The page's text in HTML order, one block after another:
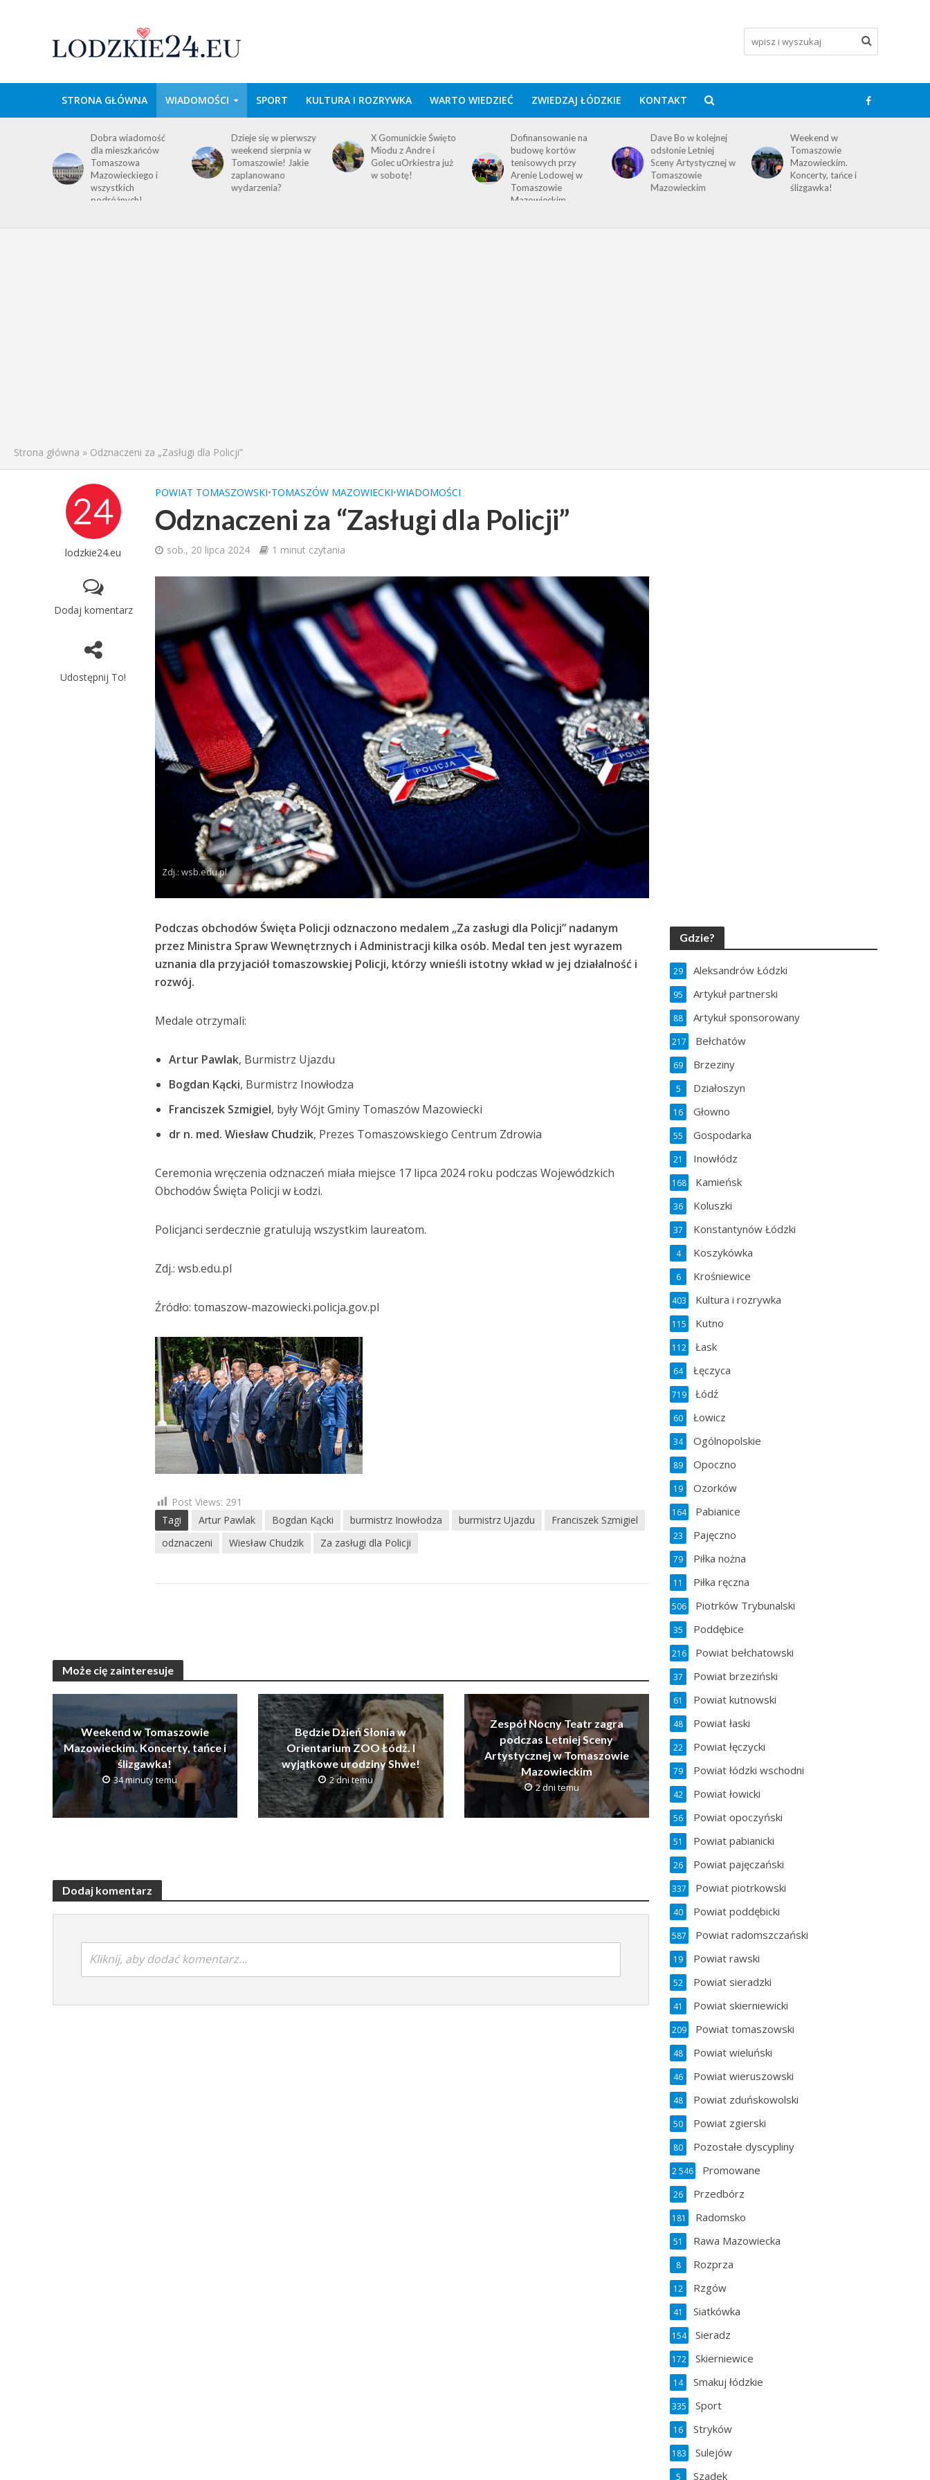
STRONA GŁÓWNA WIADOMOŚCI SPORT KULTURA I ROZRYWKA WARTO WIEDZIEĆ ZWIEDZAJ ŁÓDZKIE KONTAKT
Dobra wiadomość
dla mieszkańców
Tomaszowa
Mazowieckiego i
wszystkich
podróżnych!
Dzieje się w pierwszy
weekend sierpnia w
Tomaszowie! Jakie
zaplanowano
wydarzenia?
X Gomunickie Święto
Miodu z Andre i
Golec uOrkiestra już
w sobotę!
Dofinansowanie na
budowę kortów
tenisowych przy
Arenie Lodowej w
Tomaszowie
Mazowieckim
Dave Bo w kolejnej
odsłonie Letniej
Sceny Artystycznej w
Tomaszowie
Mazowieckim
Weekend w
Tomaszowie
Mazowieckim.
Koncerty, tańce i
ślizgawka!
Strona główna » Odznaczeni za „Zasługi dla Policji”
lodzkie24.eu
Dodaj komentarz
Udostępnij To!
POWIAT TOMASZOWSKI•TOMASZÓW MAZOWIECKI•WIADOMOŚCI
Odznaczeni za “Zasługi dla Policji”
sob., 20 lipca 2024 1 minut czytania
Zdj.: wsb.edu.pl
Podczas obchodów Święta Policji odznaczono medalem „Za zasługi dla Policji” nadanym
przez Ministra Spraw Wewnętrznych i Administracji kilka osób. Medal ten jest wyrazem
uznania dla przyjaciół tomaszowskiej Policji, którzy wnieśli istotny wkład w jej działalność i
rozwój.
Medale otrzymali:
Artur Pawlak, Burmistrz Ujazdu
Bogdan Kącki, Burmistrz Inowłodza
Franciszek Szmigiel, były Wójt Gminy Tomaszów Mazowiecki
dr n. med. Wiesław Chudzik, Prezes Tomaszowskiego Centrum Zdrowia
Ceremonia wręczenia odznaczeń miała miejsce 17 lipca 2024 roku podczas Wojewódzkich
Obchodów Święta Policji w Łodzi.
Policjanci serdecznie gratulują wszystkim laureatom.
Zdj.: wsb.edu.pl
Źródło: tomaszow-mazowiecki.policja.gov.pl
Post Views: 291
Tagi
Artur Pawlak Bogdan Kącki burmistrz Inowłodza burmistrz Ujazdu
Franciszek Szmigiel
odznaczeni
Wiesław Chudzik Za zasługi dla Policji
Może cię zainteresuje
Weekend w Tomaszowie
Mazowieckim. Koncerty, tańce i
ślizgawka!
34 minuty temu
Będzie Dzień Słonia w
Orientarium ZOO Łódź. I
wyjątkowe urodziny Shwe!
2 dni temu
Zespół Nocny Teatr zagra
podczas Letniej Sceny
Artystycznej w Tomaszowie
Mazowieckim
2 dni temu
Dodaj komentarz
Kliknij, aby dodać komentarz...
Gdzie?
Aleksandrów Łódzki
29
Artykuł partnerski
95
Artykuł sponsorowany
88
Bełchatów
217
Brzeziny
69
Działoszyn
5
Głowno
16
Gospodarka
55
Inowłódz
21
Kamieńsk
168
Koluszki
36
Konstantynów Łódzki
37
Koszykówka
4
Krośniewice
6
Kultura i rozrywka
403
Kutno
115
Łask
112
Łęczyca
64
Łódź
719
Łowicz
60
Ogólnopolskie
34
Opoczno
89
Ozorków
19
Pabianice
164
Pajęczno
23
Piłka nożna
79
Piłka ręczna
11
Piotrków Trybunalski
506
Poddębice
35
Powiat bełchatowski
216
Powiat brzeziński
37
Powiat kutnowski
61
Powiat łaski
48
Powiat łęczycki
22
Powiat łódzki wschodni
79
Powiat łowicki
42
Powiat opoczyński
56
Powiat pabianicki
51
Powiat pajęczański
26
Powiat piotrkowski
337
Powiat poddębicki
40
Powiat radomszczański
587
Powiat rawski
19
Powiat sieradzki
52
Powiat skierniewicki
41
Powiat tomaszowski
209
Powiat wieluński
48
Powiat wieruszowski
46
Powiat zduńskowolski
48
Powiat zgierski
50
Pozostałe dyscypliny
80
Promowane
2 546
Przedbórz
26
Radomsko
181
Rawa Mazowiecka
51
Rozprza
8
Rzgów
12
Siatkówka
41
Sieradz
154
Skierniewice
172
Smakuj łódzkie
14
Sport
335
Stryków
16
Sulejów
183
Szadek
5